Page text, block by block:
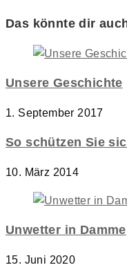
Das könnte dir
Unsere Geschichte
1. September 2017
So schützen Sie
10. März 2014
Unwetter in Damme
15. Juni 2020